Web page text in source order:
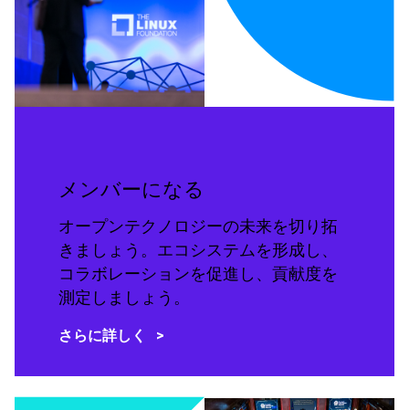
メンバーになる
オープンテクノロジーの未来を切り拓
きましょう。エコシステムを形成し、
コラボレーションを促進し、貢献度を
測定しましょう。
さらに詳しく